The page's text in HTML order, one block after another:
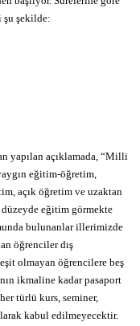
şu şekilde:
yapılan açıklamada, “Milli
eğitim-öğretim,
açık öğretim ve uzaktan
düzeyde eğitim görmekte
bulunanlar illerimizde
öğrenciler dış
olmayan öğrencilere beş
ikmaline kadar pasaport
türlü kurs, seminer,
kabul edilmeyecektir.